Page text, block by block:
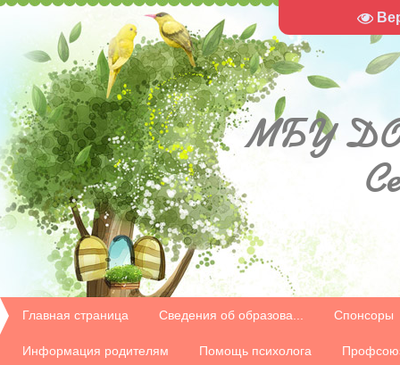
МБУ
Главная страница Сведения об образова... Спонсоры
Информация родителям Помощь психолога